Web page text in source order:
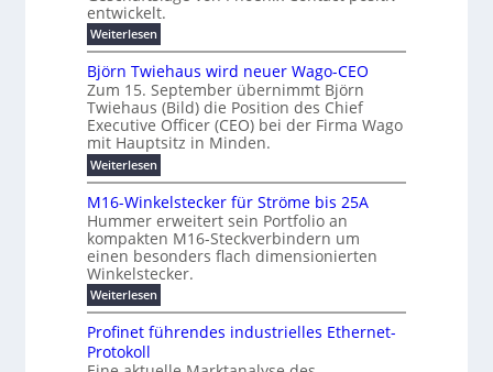
m
e
h
T
e
m
p
o
u
n
d
w
e
n
i
e
m
o
d
e
r
n
e
E
n
r
g
i
e
l
ö
s
c
h
e
r
u
n
g
s
l
a
s
t
s
c
h
a
l
l
u
n
g
b
e
m
2
0
2
6
E
u
r
o
p
e
a
u
r
c
f
ü
h
r
u
n
g
e
n
f
ü
r
e
ff
i
z
i
e
entwickelt.
Weiterlesen:
U
m
s
a
z
w
a
c
h
s
t
u
m
v
o
n
ü
b
e
Björn Twiehaus wird neuer Wago-CEO
Zum 15. September übernimmt Björn
Twiehaus (Bild) die Position des Chief
Executive Officer (CEO) bei der Firma Wago
mit Hauptsitz in Minden.
Weiterlesen:
B
ö
r
n
T
w
i
e
h
a
M16-Winkelstecker für Ströme bis 25A
Hummer erweitert sein Portfolio an
kompakten M16-Steckverbindern um
einen besonders flach dimensionierten
Winkelstecker.
Weiterlesen:
M
1
6
Profinet führendes industrielles Ethernet-
Protokoll